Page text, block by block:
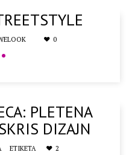
0
PLETENA
DIZAJN
ETIKETA 2